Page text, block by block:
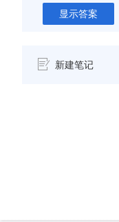
显示答案
新建笔记